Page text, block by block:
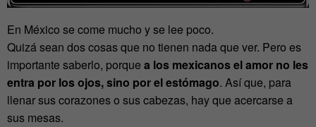
En México se come mucho y se lee poco.
Quizá sean dos cosas que no tienen nada que ver. Pero es
importante saberlo, porque a los mexicanos el amor no les
entra por los ojos, sino por el estómago. Así que, para
llenar sus corazones o sus cabezas, hay que acercarse a
sus mesas.